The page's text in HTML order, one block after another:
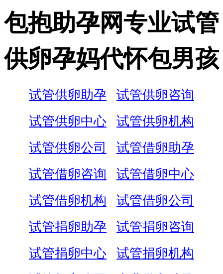
包抱助孕网专业试管
供卵孕妈代怀包男孩
试管供卵助孕
试管供卵咨询
试管供卵中心
试管供卵机构
试管供卵公司
试管借卵助孕
试管借卵咨询
试管借卵中心
试管借卵机构
试管借卵公司
试管捐卵助孕
试管捐卵咨询
试管捐卵中心
试管捐卵机构